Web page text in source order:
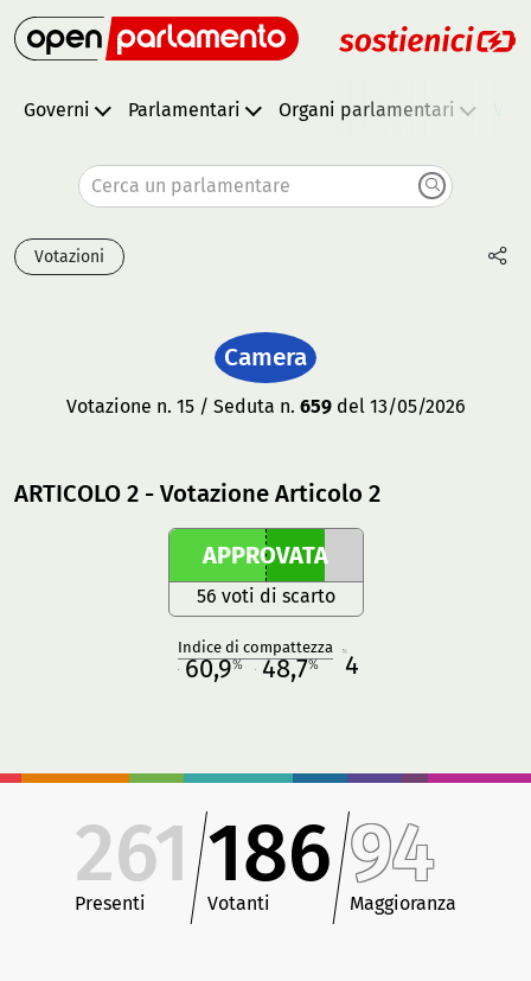
Governi Parlamentari Organi parlamentari
Cerca un parlamentare
Votazioni
Camera
Votazione n. 15 / Seduta n. 659del 13/05/2026
ARTICOLO 2 - Votazione Articolo 2
APPROVATA
56 voti di scarto
Indice di compattezza
60,9% 48,7% 4
261
Presenti
186
Votanti
94
Maggioranza